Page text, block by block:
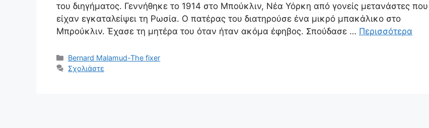
του διηγήματος. Γεννήθηκε το 1914 στο Μπούκλιν, Νέα Υόρκη από γονείς μετανάστες που
είχαν εγκαταλείψει τη Ρωσία. Ο πατέρας του διατηρούσε ένα μικρό μπακάλικο στο
Μπρούκλιν. Έχασε τη μητέρα του όταν ήταν ακόμα έφηβος. Σπούδασε … Περισσότερα
Κατηγορίες
Bernard Malamud-The fixer
Σχολιάστε